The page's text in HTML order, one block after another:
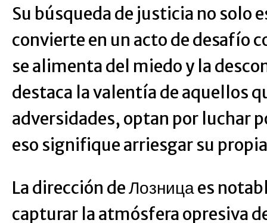
Su búsqueda de justicia no solo
convierte en un acto de desafío
se alimenta del miedo y la
destaca la valentía de aquellos
adversidades, optan por luchar
eso signifique arriesgar su
La dirección de Лозница es
capturar la atmósfera opresiva